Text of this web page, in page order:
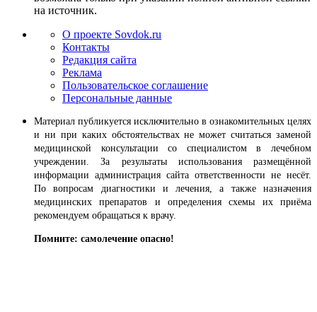
на источник.
О проекте Sovdok.ru
Контакты
Редакция сайта
Реклама
Пользовательское соглашение
Персональные данные
Материал публикуется исключительно в ознакомительных целях
и ни при каких обстоятельствах не может считаться заменой
медицинской консультации со специалистом в лечебном
учреждении. За результаты использования размещённой
информации администрация сайта ответственности не несёт.
По вопросам диагностики и лечения, а также назначения
медицинских препаратов и определения схемы их приёма
рекомендуем обращаться к врачу.
Помните: самолечение опасно!